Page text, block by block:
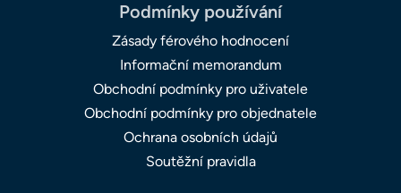
Podmínky používání
Zásady férového hodnocení
Informační memorandum
Obchodní podmínky pro uživatele
Obchodní podmínky pro objednatele
Ochrana osobních údajů
Soutěžní pravidla